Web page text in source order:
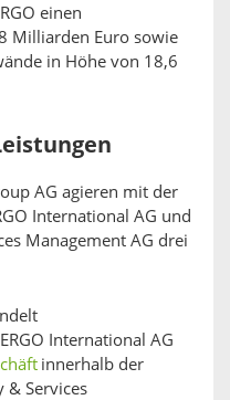
einen
Milliarden Euro sowie
in Höhe von 18,6
AG agieren mit der
International AG und
Management AG drei
International AG
innerhalb der
& Services